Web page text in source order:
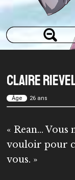
Claire
Âge 26 ans
« Rean… Vous
vouloir pour
vous. »